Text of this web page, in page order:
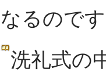
なるので
洗礼式の